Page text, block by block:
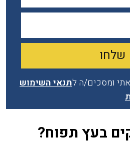
ומסכים/ה לתנאי השימוש
בעץ תפוח?